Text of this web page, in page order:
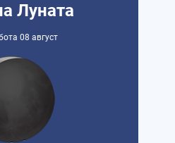
Луната
08 август